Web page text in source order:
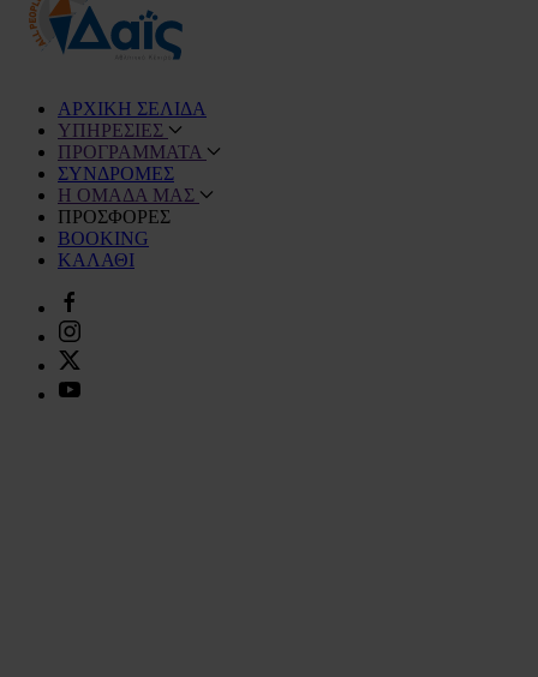
ΑΡΧΙΚΗ ΣΕΛΙΔΑ
ΥΠΗΡΕΣΙΕΣ
ΠΡΟΓΡΑΜΜΑΤΑ
ΣΥΝΔΡΟΜΕΣ
Η ΟΜΑΔΑ ΜΑΣ
ΠΡΟΣΦΟΡΕΣ
BOOKING
ΚΑΛΑΘΙ